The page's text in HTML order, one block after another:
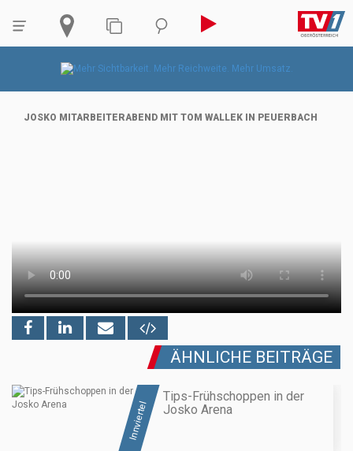
JOSKO MITARBEITERABEND MIT TOM WALLEK IN PEUERBACH
ÄHNLICHE BEITRÄGE
Innviertel
Tips-Frühschoppen in der
Josko Arena